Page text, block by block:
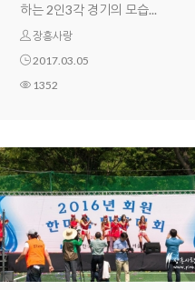
하는 2인3각 경기의 모습...
장흥사랑
2017.03.05
1352